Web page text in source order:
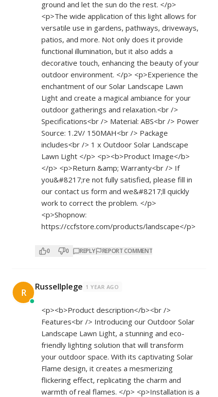
ground and let the sun do the rest. </p>
<p>The wide application of this light allows for
versatile use in gardens, pathways, driveways,
patios, and more. Not only does it provide
functional illumination, but it also adds a
decorative touch, enhancing the beauty of your
outdoor environment. </p> <p>Experience the
enchantment of our Solar Landscape Lawn
Light and create a magical ambiance for your
outdoor gatherings and relaxation.<br />
Specifications<br /> Material: ABS<br /> Power
Source: 1.2V/ 150MAH<br /> Package
includes<br /> 1 x Outdoor Solar Landscape
Lawn Light </p> <p><b>Product Image</b>
</p> <p>Return &amp; Warranty<br /> If
you&#8217;re not fully satisfied, please fill in
our contact us form and we&#8217;ll quickly
work to correct the problem. </p>
<p>Shopnow:
https://ccfstore.com/products/landscape</p>
0 0 REPLY REPORT COMMENT
R Russellplege 1 YEAR AGO
<p><b>Product description</b><br />
Features<br /> Introducing our Outdoor Solar
Landscape Lawn Light, a stunning and eco-
friendly lighting solution that will transform
your outdoor space. With its captivating Solar
Flame design, it creates a mesmerizing
flickering effect, replicating the charm and
warmth of real flames. </p> <p>Installation is a